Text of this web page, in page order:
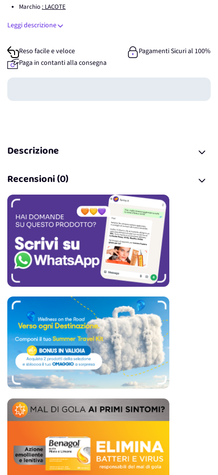
Marchio : LACOTE
Leggi descrizione
Reso facile e veloce
Pagamenti Sicuri al 100%
Paga in contanti alla consegna
Guadagna
Descrizione
Recensioni (0)